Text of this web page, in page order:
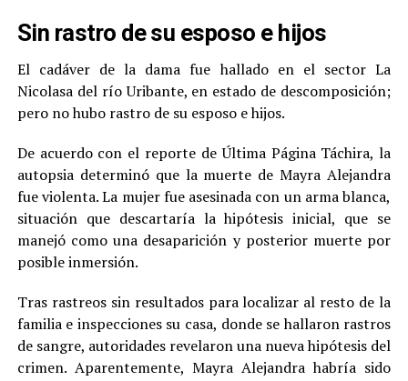
Sin rastro de su esposo e hijos
El cadáver de la dama fue hallado en el sector La
Nicolasa del río Uribante, en estado de descomposición;
pero no hubo rastro de su esposo e hijos.
De acuerdo con el reporte de Última Página Táchira, la
autopsia determinó que la muerte de Mayra Alejandra
fue violenta. La mujer fue asesinada con un arma blanca,
situación que descartaría la hipótesis inicial, que se
manejó como una desaparición y posterior muerte por
posible inmersión.
Tras rastreos sin resultados para localizar al resto de la
familia e inspecciones su casa, donde se hallaron rastros
de sangre, autoridades revelaron una nueva hipótesis del
crimen. Aparentemente, Mayra Alejandra habría sido